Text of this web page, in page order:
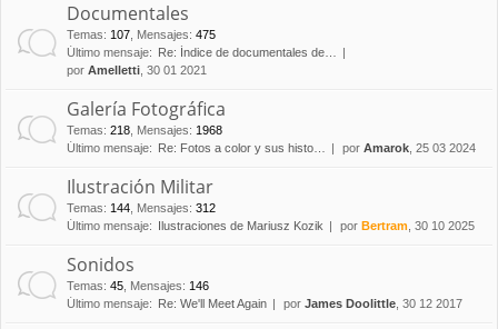
Documentales
Temas: 107 Mensajes: 475
Último mensaje:
Re: Índice de documentales de…
por Amelletti , 30 01 2021
Galería Fotográfica
Temas: 218 Mensajes: 1968
Último mensaje:
Re: Fotos a color y sus histo… por Amarok , 25 03 2024
Ilustración Militar
Temas: 144 Mensajes: 312
Último mensaje:
Ilustraciones de Mariusz Kozik por Bertram , 30 10 2025
Sonidos
Temas: 45 Mensajes: 146
Último mensaje:
Re: We'll Meet Again por James Doolittle , 30 12 2017